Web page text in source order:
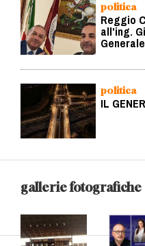
politica
Reggio
all'ing.
Generale
politica
IL
gallerie fotografiche